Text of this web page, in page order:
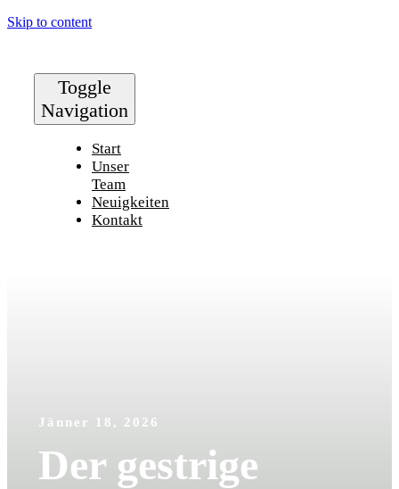
Skip to content
Toggle
Navigation
Start
Unser
Team
Neuigkeiten
Kontakt
Jänner 18, 2026
Der gestrige